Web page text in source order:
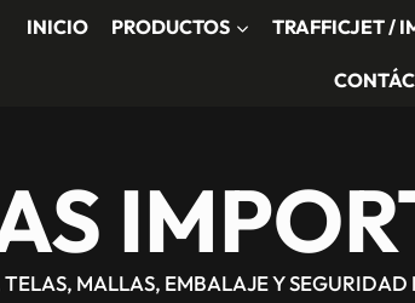
INICIO PRODUCTOS TRAFFICJET /
MALLAS, EMBALAJE Y